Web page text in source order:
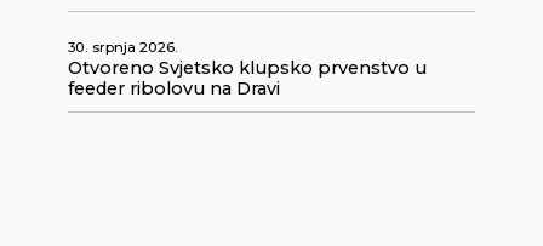
30. srpnja 2026.
Otvoreno Svjetsko klupsko prvenstvo u
feeder ribolovu na Dravi